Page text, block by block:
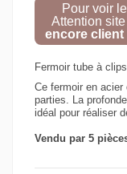
Pour voir
Attention
encore
Fermoir tube à
Ce fermoir en acier
parties. La
idéal pour réaliser
Vendu par 5